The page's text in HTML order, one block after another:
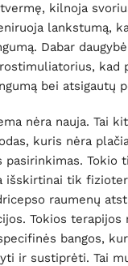
kilnoja
lankstumą,
Dabar
kad
bei atsigautų
nėra nauja. Tai
kuris nėra
pasirinkimas. Tokio
išskirtinai tik
raumenų
Tokios terapijos
bangos,
ir sustiprėti. Tai